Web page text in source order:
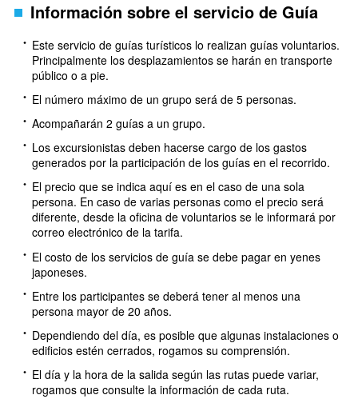
Información sobre el servicio de Guía
Este servicio de guías turísticos lo realizan guías voluntarios.
Principalmente los desplazamientos se harán en transporte
público o a pie.
El número máximo de un grupo será de 5 personas.
Acompañarán 2 guías a un grupo.
Los excursionistas deben hacerse cargo de los gastos
generados por la participación de los guías en el recorrido.
El precio que se indica aquí es en el caso de una sola
persona. En caso de varias personas como el precio será
diferente, desde la oficina de voluntarios se le informará por
correo electrónico de la tarifa.
El costo de los servicios de guía se debe pagar en yenes
japoneses.
Entre los participantes se deberá tener al menos una
persona mayor de 20 años.
Dependiendo del día, es posible que algunas instalaciones o
edificios estén cerrados, rogamos su comprensión.
El día y la hora de la salida según las rutas puede variar,
rogamos que consulte la información de cada ruta.